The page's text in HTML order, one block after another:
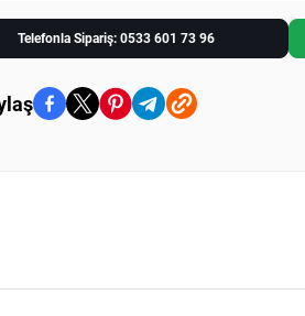
Telefonla Sipariş: 0533 601 73 96